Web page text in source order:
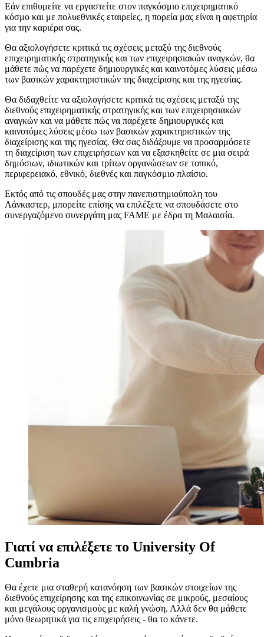
Εάν επιθυμείτε να εργαστείτε στον παγκόσμιο επιχειρηματικό
κόσμο και με πολυεθνικές εταιρείες, η πορεία μας είναι η αφετηρία
για την καριέρα σας.
Θα αξιολογήσετε κριτικά τις σχέσεις μεταξύ της διεθνούς
επιχειρηματικής στρατηγικής και των επιχειρησιακών αναγκών, θα
μάθετε πώς να παρέχετε δημιουργικές και καινοτόμες λύσεις μέσω
των βασικών χαρακτηριστικών της διαχείρισης και της ηγεσίας.
Θα διδαχθείτε να αξιολογήσετε κριτικά τις σχέσεις μεταξύ της
διεθνούς επιχειρηματικής στρατηγικής και των επιχειρησιακών
αναγκών και να μάθετε πώς να παρέχετε δημιουργικές και
καινοτόμες λύσεις μέσω των βασικών χαρακτηριστικών της
διαχείρισης και της ηγεσίας. Θα σας διδάξουμε να προσαρμόσετε
τη διαχείριση των επιχειρήσεων και να εξασκηθείτε σε μια σειρά
δημόσιων, ιδιωτικών και τρίτων οργανώσεων σε τοπικό,
περιφερειακό, εθνικό, διεθνές και παγκόσμιο πλαίσιο.
Εκτός από τις σπουδές μας στην πανεπιστημιούπολη του
Λάνκαστερ, μπορείτε επίσης να επιλέξετε να σπουδάσετε στο
συνεργαζόμενο συνεργάτη μας FAME με έδρα τη Μαλαισία.
Γιατί να επιλέξετε το University Of
Cumbria
Θα έχετε μια σταθερή κατανόηση των βασικών στοιχείων της
διεθνούς επιχείρησης και της επικοινωνίας σε μικρούς, μεσαίους
και μεγάλους οργανισμούς με καλή γνώση. Αλλά δεν θα μάθετε
μόνο θεωρητικά για τις επιχειρήσεις - θα το κάνετε.